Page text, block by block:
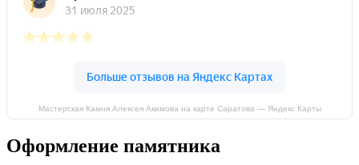
Мастерская Камня Алексея Акимова на карте Саратова — Яндекс Карты
Оформление памятника